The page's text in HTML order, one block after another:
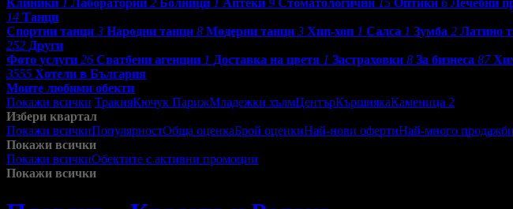
Клиники 1 Лаборатории 2 Болници 1 Аптеки 9 Стоматологични 15 Оптики 6 Лечебни
14 Танци
Спортни танци 3 Народни танци 8 Модерни танци 3 Хип-хоп 1 Салса 1 Зумба 2 Латино
252 Други
Фото услуги 26 Сватбени агенции 1 Доставка на цветя 1 Застраховки 8 За бизнеса 87
3555 Хотели в България
Моите любими обекти
Покажи всички ТракияКючук ПарижМладежки хълмЦентърКършиякаКаменица 2
Избери квартал
Покажи всичкиПопулярностОбща оценкаБрой оценкиНай-нови офертиНай-много продажби
Покажи всички
Покажи всичкиОбектите с активни промоции
Покажи всички